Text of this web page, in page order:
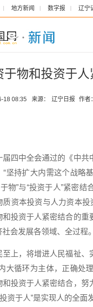
地方新闻 数字报 辽宁
于物和投资于人
18 08:35 来源： 辽宁日报 作者：
中全会通过的《中共
“坚持扩大内需这个战略
于物”与“投资于人”紧密
资本投资与人力资本投
和投资于人紧密结合的
会发展各领域、全过程。
，将增进人民福祉、实
大循环为主体，正确处
和投资于人紧密结合，
投资于人”是实现人的全